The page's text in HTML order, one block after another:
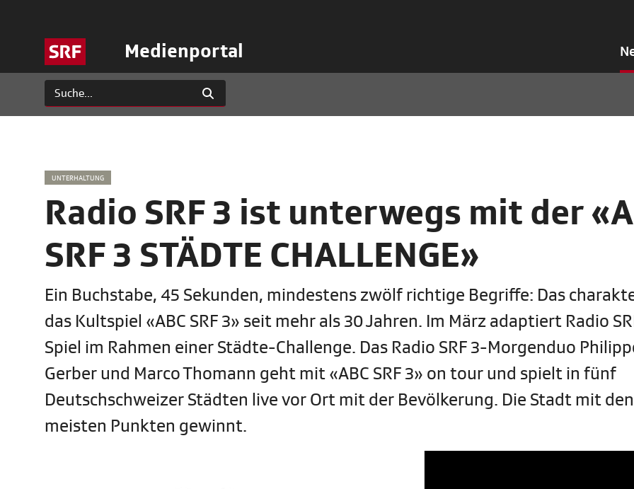
Medienportal
UNTERHALTUNG
Radio SRF 3 ist unterwegs mit der
SRF 3 STÄDTE CHALLENGE»
Ein Buchstabe, 45 Sekunden, mindestens zwölf richtige Begriffe: Das
das Kultspiel «ABC SRF 3» seit mehr als 30 Jahren. Im März adaptiert Radio
Spiel im Rahmen einer Städte-Challenge. Das Radio SRF 3-Morgenduo
Gerber und Marco Thomann geht mit «ABC SRF 3» on tour und spielt in fünf
Deutschschweizer Städten live vor Ort mit der Bevölkerung. Die Stadt mit den
meisten Punkten gewinnt.